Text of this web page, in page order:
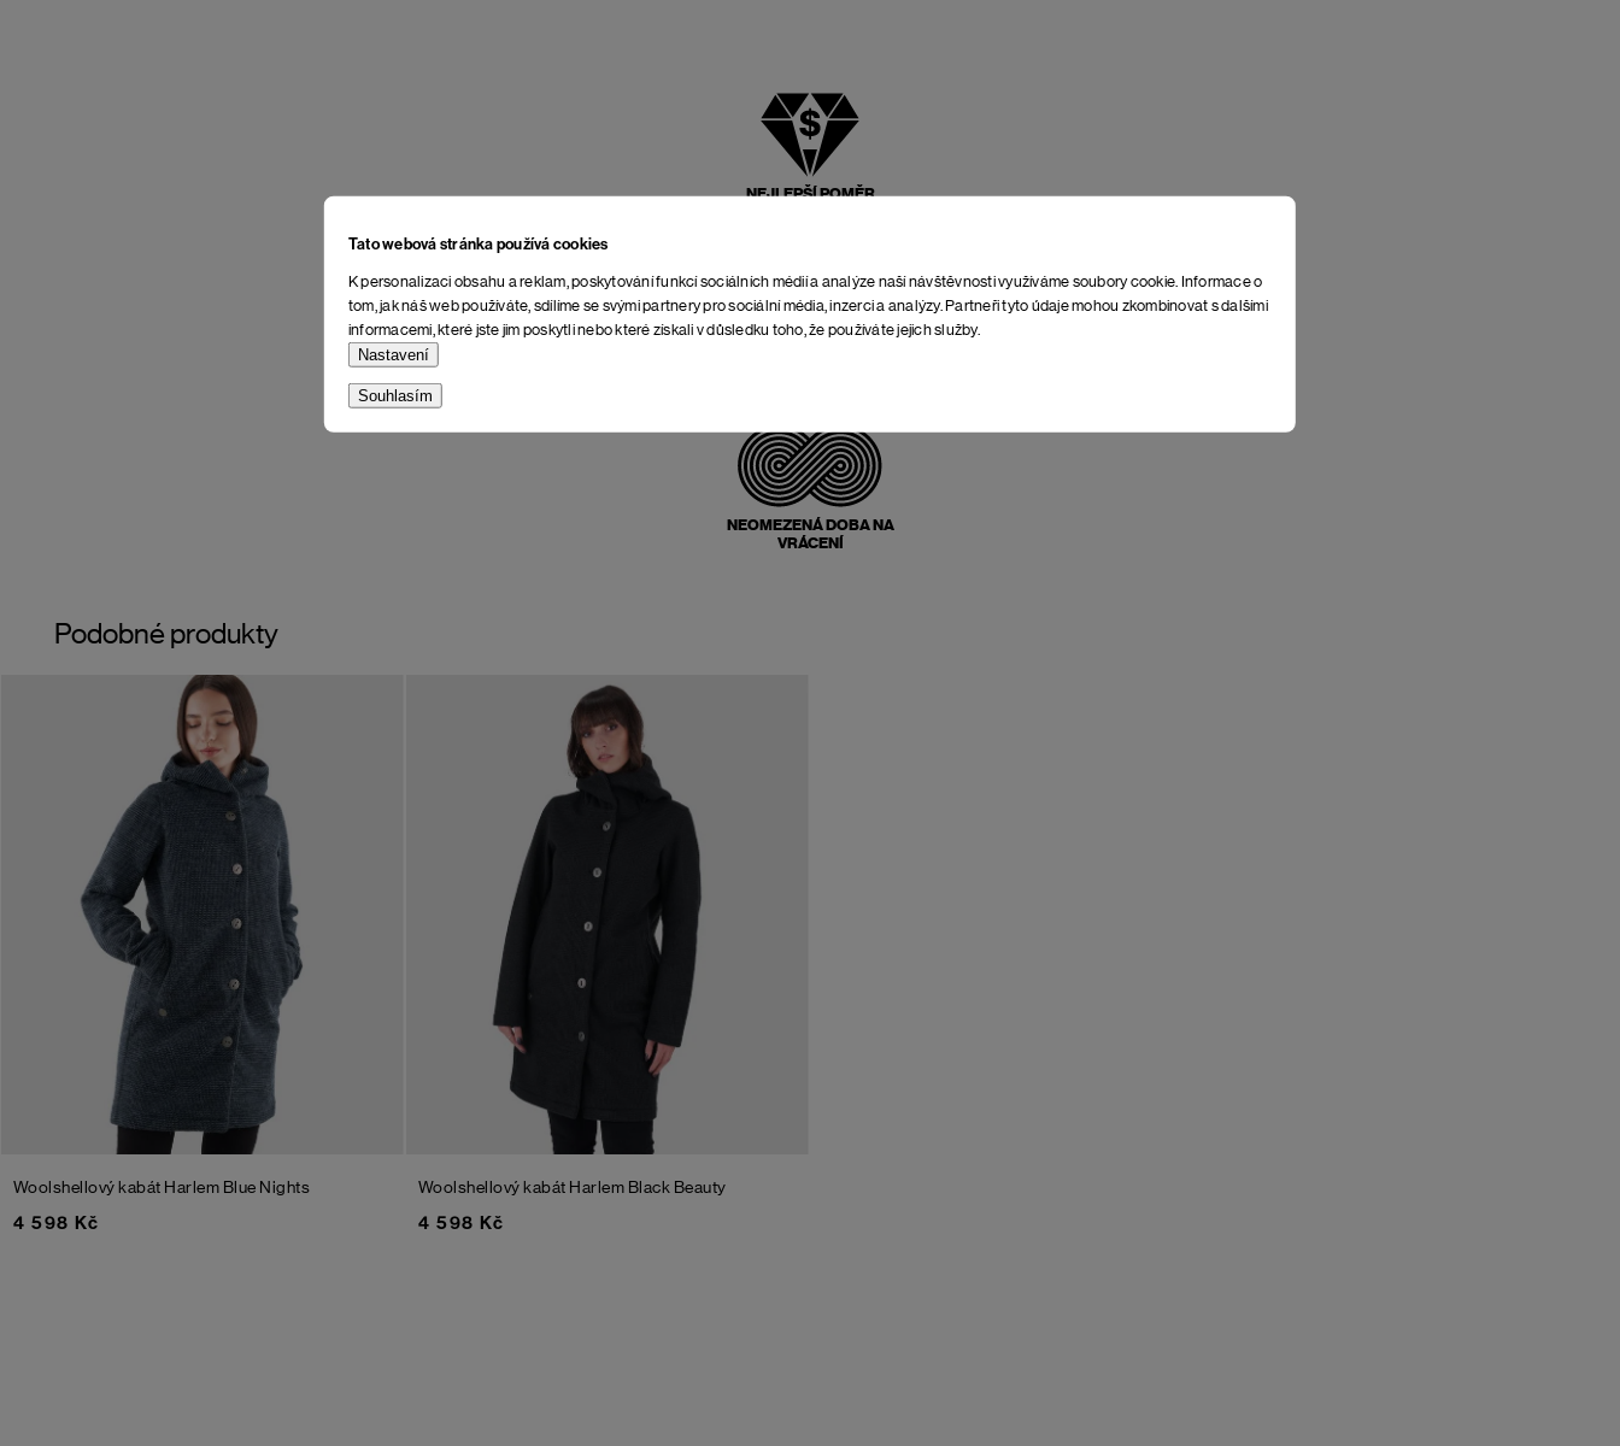
Tato webová stránka používá cookies
K personalizaci obsahu a reklam, poskytování funkcí sociálních médií a analýze naší návštěvnosti využíváme soubory cookie. Informace o
tom, jak náš web používáte, sdílíme se svými partnery pro sociální média, inzerci a analýzy. Partneři tyto údaje mohou zkombinovat s dalšími
informacemi, které jste jim poskytli nebo které získali v důsledku toho, že používáte jejich služby.
Nastavení
Souhlasím
NEJLEPŠÍ POMĚR
NEOMEZENÁ DOBA NA
VRÁCENÍ
Podobné produkty
Woolshellový kabát Harlem Blue Nights
4 598 Kč
Woolshellový kabát Harlem Black Beauty
4 598 Kč